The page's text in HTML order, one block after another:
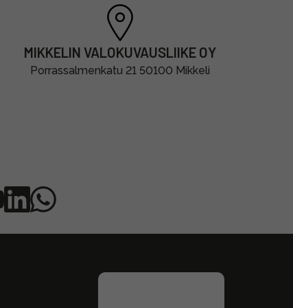
MIKKELIN VALOKUVAUSLIIKE OY
Porrassalmenkatu 21 50100 Mikkeli